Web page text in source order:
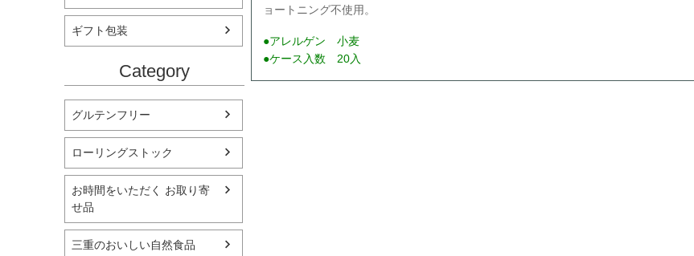
ギフト包装
Category
グルテンフリー
ローリングストック
お時間をいただく お取り寄
せ品
三重のおいしい自然食品
ョートニング不使用。
●アレルゲン 小麦
●ケース入数 20入